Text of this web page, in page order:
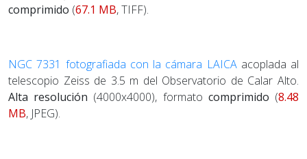
comprimido (67.1 MB, TIFF).
NGC 7331 fotografiada con la cámara LAICAacoplada al
telescopio Zeiss de 3.5 m del Observatorio de Calar Alto.
Alta resolución (4000x4000), formato comprimido (8.48
MB, JPEG).